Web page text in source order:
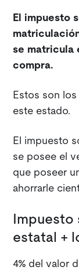
El impuesto
se matricula
compra.
Estos son
este estado.
El impuesto
se posee el
que poseer
ahorrarle
estatal +
4% del valor